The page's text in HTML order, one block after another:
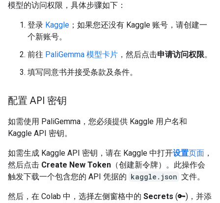
模型的访问权限，具体步骤如下：
登录 Kaggle ；如果您还没有 Kaggle 账号，请创建一
个新账号。
前往 PaliGemma 模型卡片 ，然后点击申请访问权限。
填写同意书并接受条款及条件。
配置 API 密钥
如需使用 PaliGemma，您必须提供 Kaggle 用户名和
Kaggle API 密钥。
如需生成 Kaggle API 密钥，请在 Kaggle 中打开设置页面 ，
然后点击 Create New Token （创建新令牌）。此操作会
触发下载一个包含您的 API 凭据的 kaggle.json 文件。
然后，在 Colab 中，选择左侧窗格中的 Secrets (🔑)，并添